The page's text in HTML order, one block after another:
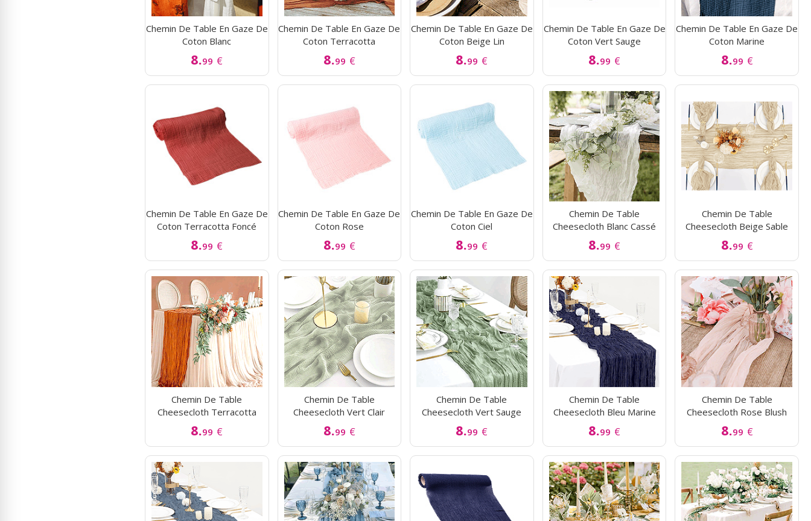
Chemin De Table En Gaze De
Coton Blanc
8.99 €
Chemin De Table En Gaze De
Coton Terracotta
8.99 €
Chemin De Table En Gaze De
Coton Beige Lin
8.99 €
Chemin De Table En Gaze De
Coton Vert Sauge
8.99 €
Chemin De Table En Gaze De
Coton Marine
8.99 €
Chemin De Table En Gaze De
Coton Terracotta Foncé
8.99 €
Chemin De Table En Gaze De
Coton Rose
8.99 €
Chemin De Table En Gaze De
Coton Ciel
8.99 €
Chemin De Table
Cheesecloth Blanc Cassé
8.99 €
Chemin De Table
Cheesecloth Beige Sable
8.99 €
Chemin De Table
Cheesecloth Terracotta
8.99 €
Chemin De Table
Cheesecloth Vert Clair
8.99 €
Chemin De Table
Cheesecloth Vert Sauge
8.99 €
Chemin De Table
Cheesecloth Bleu Marine
8.99 €
Chemin De Table
Cheesecloth Rose Blush
8.99 €